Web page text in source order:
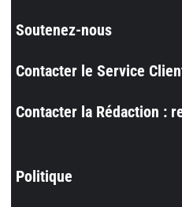
Soutenez-nous
Contacter le Service
Contacter la Rédaction :
Politique